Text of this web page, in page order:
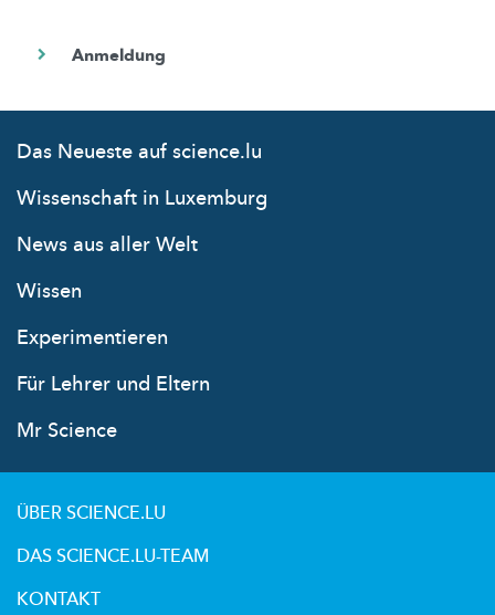
Das Neueste auf science.lu
Wissenschaft in Luxemburg
News aus aller Welt
Wissen
Experimentieren
Für Lehrer und Eltern
Mr Science
ÜBER SCIENCE.LU
DAS SCIENCE.LU-TEAM
KONTAKT